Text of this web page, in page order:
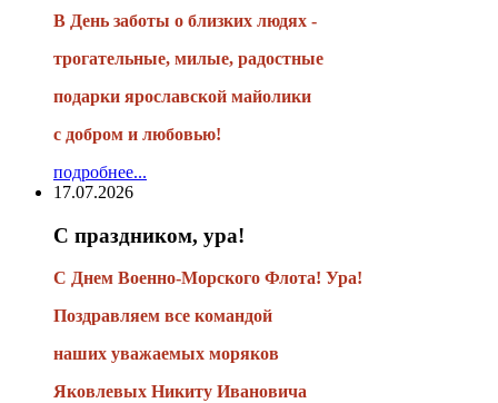
В День заботы о близких людях -
трогательные, милые, радостные
подарки ярославской майолики
с добром и любовью!
подробнее...
17.07.2026
С праздником, ура!
С Днем Военно-Морского Флота! Ура!
Поздравляем все командой
наших уважаемых моряков
Яковлевых Никиту Ивановича